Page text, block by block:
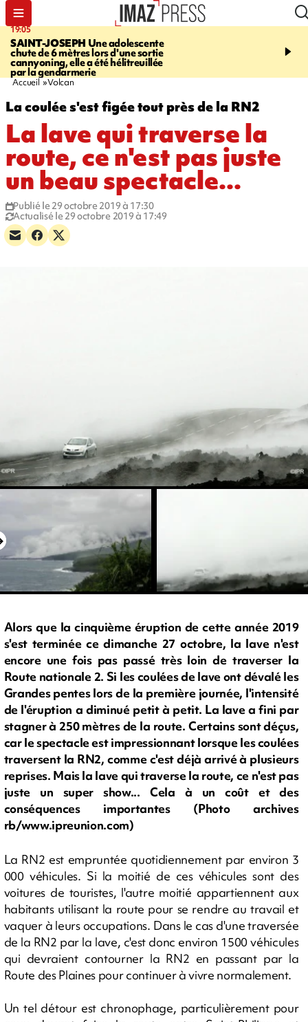
19:05
SAINT-JOSEPH Une adolescente
chute de 6 mètres lors d'une sortie
cannyoning, elle a été hélitreuillée
par la gendarmerie
20:44
rouée de coups,
Accueil Volcan
La coulée s'est figée tout près de la RN2
La lave qui traverse la
route, ce n'est pas juste
un beau spectacle...
Publié le 29 octobre 2019 à 17:30
Actualisé le 29 octobre 2019 à 17:49
Alors que la cinquième éruption de cette année 2019
s'est terminée ce dimanche 27 octobre, la lave n'est
encore une fois pas passé très loin de traverser la
Route nationale 2. Si les coulées de lave ont dévalé les
Grandes pentes lors de la première journée, l'intensité
de l'éruption a diminué petit à petit. La lave a fini par
stagner à 250 mètres de la route. Certains sont déçus,
car le spectacle est impressionnant lorsque les coulées
traversent la RN2, comme c'est déjà arrivé à plusieurs
reprises. Mais la lave qui traverse la route, ce n'est pas
juste un super show... Cela à un coût et des
conséquences importantes (Photo archives
rb/www.ipreunion.com)
La RN2 est empruntée quotidiennement par environ 3
000 véhicules. Si la moitié de ces véhicules sont des
voitures de touristes, l'autre moitié appartiennent aux
habitants utilisant la route pour se rendre au travail et
vaquer à leurs occupations. Dans le cas d'une traversée
de la RN2 par la lave, c'est donc environ 1500 véhicules
qui devraient contourner la RN2 en passant par la
Route des Plaines pour continuer à vivre normalement.
Un tel détour est chronophage, particulièrement pour